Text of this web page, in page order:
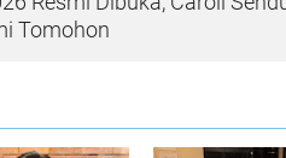
Tomohon